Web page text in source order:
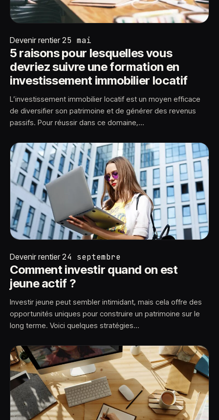
Devenir rentier 25 mai
5 raisons pour lesquelles vous
devriez suivre une formation en
investissement immobilier locatif
L’investissement immobilier locatif est un moyen efficace
de diversifier son patrimoine et de générer des revenus
passifs. Pour réussir dans ce domaine,…
Devenir rentier 24 septembre
Comment investir quand on est
jeune actif ?
Investir jeune peut sembler intimidant, mais cela offre des
opportunités uniques pour construire un patrimoine sur le
long terme. Voici quelques stratégies…